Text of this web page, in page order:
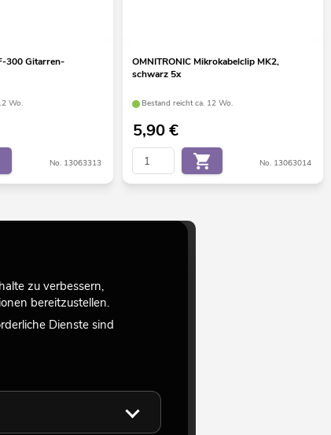
300 Gitarren-
Wo.
No. 13063313
OMNITRONIC Mikrokabelclip MK2,
schwarz 5x
Bestand reicht ca. 12 Wo.
5,90€
No. 13063014
zu verbessern,
bereitzustellen.
Dienste sind